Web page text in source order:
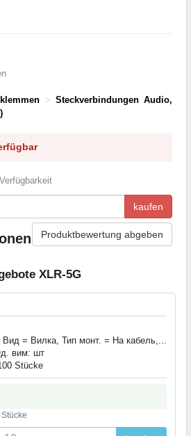
> Steckverbindungen Audio,
kaufen
Produktbewertung abgeben
XLR-5G
Вид = Вилка, Тип монт. = На кабель,...
вим: шт
Stücke